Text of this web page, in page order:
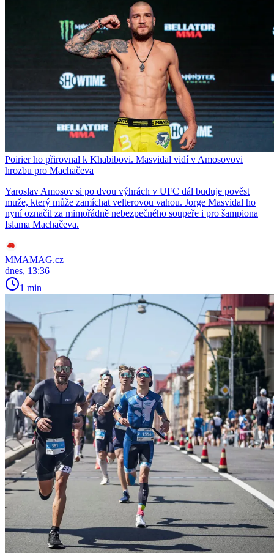
Poirier ho přirovnal k Khabibovi. Masvidal vidí v Amosovovi
hrozbu pro Machačeva
Yaroslav Amosov si po dvou výhrách v UFC dál buduje pověst
muže, který může zamíchat velterovou vahou. Jorge Masvidal ho
nyní označil za mimořádně nebezpečného soupeře i pro šampiona
Islama Machačeva.
MMAMAG.cz
dnes, 13:36
1 min